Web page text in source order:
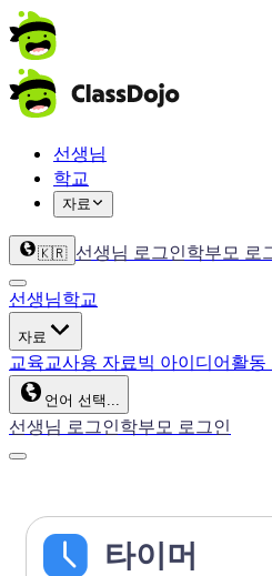
선생님
학교
자료
🇰🇷 선생님 로그인학부모 로
선생님학교
자료
교육교사용 자료빅 아이디어활동
언어 선택...
선생님 로그인학부모 로그인
타이머